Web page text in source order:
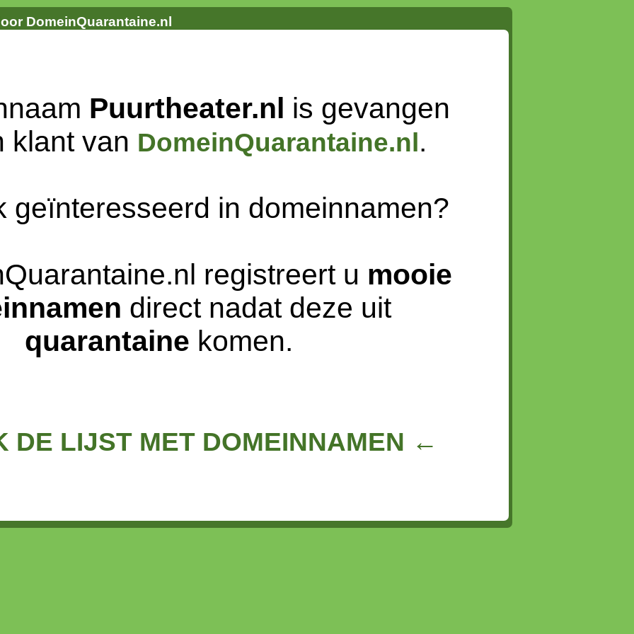
DomeinQuarantaine.nl
Puurtheater.nl is gevangen
klant van DomeinQuarantaine.nl .
geïnteresseerd in domeinnamen?
registreert u mooie
direct nadat deze uit
quarantaine komen.
DE LIJST MET DOMEINNAMEN ←